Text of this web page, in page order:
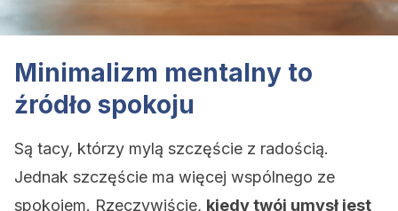
Minimalizm mentalny to
źródło spokoju
Są tacy, którzy mylą szczęście z radością.
Jednak szczęście ma więcej wspólnego ze
spokojem. Rzeczywiście, kiedy twój umysł jest